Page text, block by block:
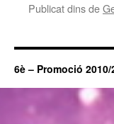
Publicat dins de
6è – Promoció